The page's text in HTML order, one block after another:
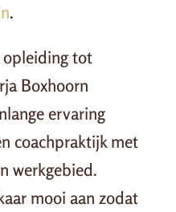
.
opleiding tot
Boxhoorn
ervaring
coachpraktijk met
werkgebied.
mooi aan zodat